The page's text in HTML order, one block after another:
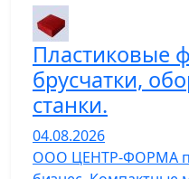
Пластиковые
брусчатки,
станки.
04.08.2026
ООО ЦЕНТР-ФОРМА